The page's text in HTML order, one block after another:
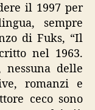
il 1997 per
sempre
di Fuks, “Il
nel 1963.
delle
romanzi e
ceco sono